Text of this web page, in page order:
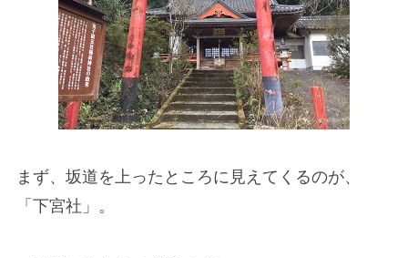
まず、坂道を上ったところに見えてくるのが、
「下宮社」。